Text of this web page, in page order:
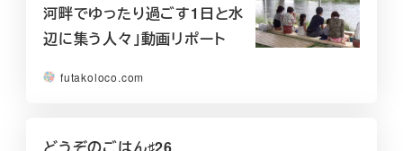
河畔でゆったり過ごす1日と水
辺に集う人々」動画リポート
futakoloco.com